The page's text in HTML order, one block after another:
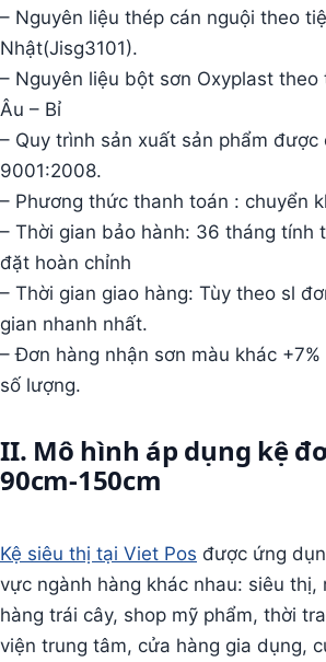
– Nguyên liệu thép cán nguội theo
Nhật(Jisg3101).
– Nguyên liệu bột sơn Oxyplast theo
Âu – Bỉ
– Quy trình sản xuất sản phẩm được
9001:2008.
– Phương thức thanh toán : chuyển
– Thời gian bảo hành: 36 tháng tính
đặt hoàn chỉnh
– Thời gian giao hàng: Tùy theo sl
gian nhanh nhất.
– Đơn hàng nhận sơn màu khác
số lượng.
II. Mô hình áp dụng kệ
90cm-150cm
Kệ siêu thị tại Viet Pos được ứng
vực ngành hàng khác nhau: siêu thị,
hàng trái cây, shop mỹ phẩm, thời
viện trung tâm, cửa hàng gia dụng,